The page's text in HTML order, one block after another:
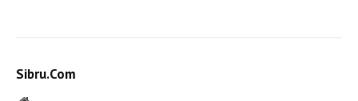
Sibru.Com